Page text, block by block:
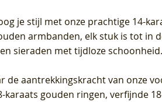
je stijl met onze prachtige 14-
armbanden, elk stuk is tot in
sieraden met tijdloze schoonheid.
de aantrekkingskracht van onze
gouden ringen, verfijnde